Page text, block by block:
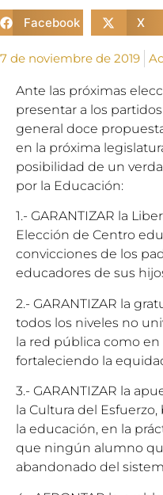
Facebook X
7 de noviembre de 2019
Ante las próximas
presentar a los
general doce
en la próxima
posibilidad de un
por la Educación:
1.- GARANTIZAR la
Elección de Centro
convicciones de los
educadores de sus
2.- GARANTIZAR la
todos los niveles no
la red pública como en
fortaleciendo la
3.- GARANTIZAR la
la Cultura del
la educación, en la
que ningún alumno
abandonado del